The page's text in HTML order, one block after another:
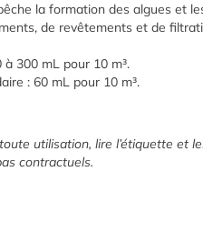
la formation des algues et
de revêtements et de
300 mL pour 10 m³.
: 60 mL pour 10 m³.
utilisation, lire l’étiquette et
contractuels.